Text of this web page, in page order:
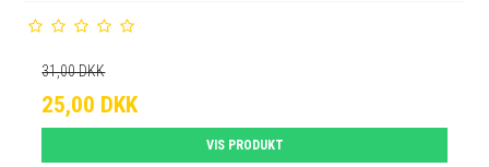
31,00 DKK
25,00 DKK
VIS PRODUKT